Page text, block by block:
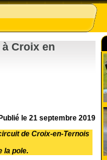
Croix en
Publié le 21 septembre 2019
de Croix-en-Ternois
la pole.